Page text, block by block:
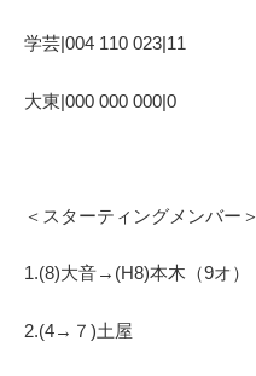
学芸|004 110 023|11
大東|000 000 000|0
＜スターティングメンバー＞
1.(8)大音→(H8)本木（9オ）
2.(4→７)土屋